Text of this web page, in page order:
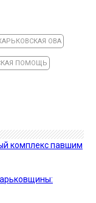
ОВА
ПОМОЩЬ
комплекс павшим